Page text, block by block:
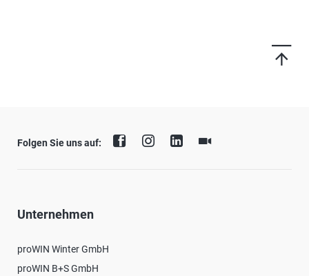
Folgen Sie uns auf:
Unternehmen
proWIN Winter GmbH
proWIN B+S GmbH